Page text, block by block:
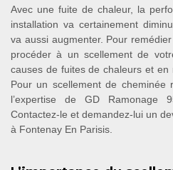
Avec une fuite de chaleur, la
installation va certainement
va aussi augmenter. Pour
procéder à un scellement de
causes de fuites de chaleurs et en
Pour un scellement de cheminée
l’expertise de GD Ramonage
Contactez-le et demandez-lui un
à Fontenay En Parisis.